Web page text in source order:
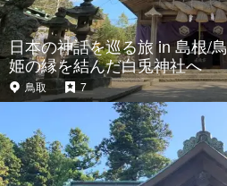
日本の神話を巡る旅 in 島根/
姫の縁を結んだ白兎神社へ
鳥取 7